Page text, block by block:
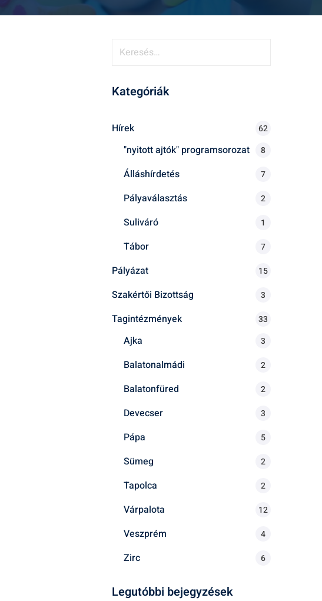
e
é
Kategóriák
Hírek 62
"nyitott ajtók" programsorozat 8
Álláshírdetés 7
Pályaválasztás 2
Suliváró 1
Tábor 7
Pályázat 15
Szakértői Bizottság 3
Tagintézmények 33
Ajka 3
Balatonalmádi 2
Balatonfüred 2
Devecser 3
Pápa 5
Sümeg 2
Tapolca 2
Várpalota 12
Veszprém 4
Zirc 6
Legutóbbi bejegyzések